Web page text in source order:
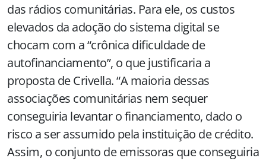
das rádios comunitárias. Para ele, os custos
elevados da adoção do sistema digital se
chocam com a “crônica dificuldade de
autofinanciamento”, o que justificaria a
proposta de Crivella. “A maioria dessas
associações comunitárias nem sequer
conseguiria levantar o financiamento, dado o
risco a ser assumido pela instituição de crédito.
Assim, o conjunto de emissoras que conseguiria